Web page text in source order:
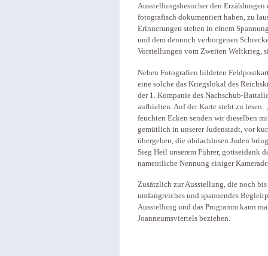
Ausstellungsbesucher den
fotografisch dokumentiert haben, zu
Erinnerungen stehen in einem
und dem dennoch verborgenen
Vorstellungen vom Zweiten Weltkrieg,
Neben Fotografien bildeten
eine solche das Kriegslokal des
der 1. Kompanie des Nachschub-
aufhielten. Auf der Karte steht zu lesen:
feuchten Ecken senden wir dieselben
gemütlich in unserer Judenstadt, vor
übergeben, die obdachlosen Juden
Sieg Heil unserem Führer, gottseidank
namentliche Nennung einiger
Zusätzlich zur Ausstellung, die noch
umfangreiches und spannendes
Ausstellung und das Programm kann
Joanneumsviertels beziehen.